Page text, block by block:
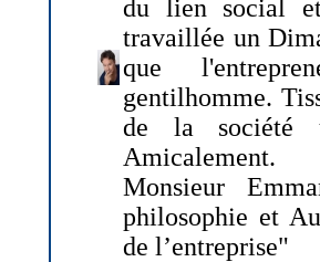
du lien social
travaillée un
que
gentilhomme.
de la société
Amicalement.
Monsieur
philosophie et
de l’entreprise"